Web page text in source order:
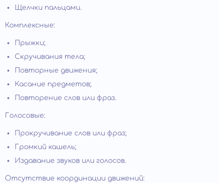
Щелчки пальцами.
Комплексные:
Прыжки;
Скручивания тела;
Повторные движения;
Касание предметов;
Повторение слов или фраз.
Голосовые:
Прокручивание слов или фраз;
Громкий кашель;
Издавание звуков или голосов.
Отсутствие координации движений: